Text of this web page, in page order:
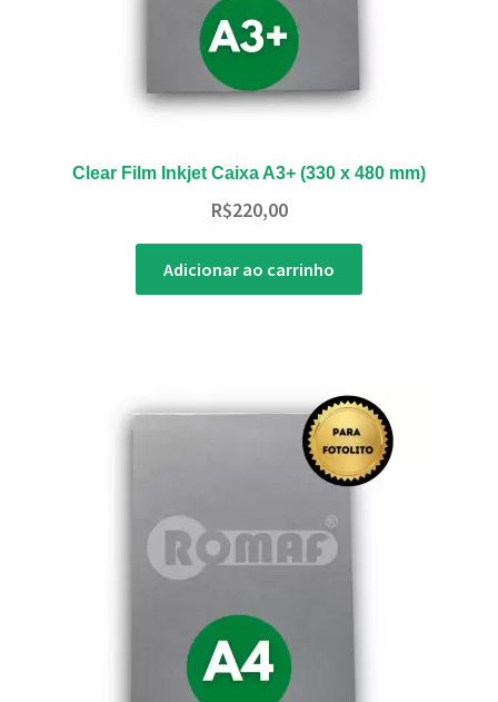
Clear Film Inkjet Caixa A3+ (330 x 480 mm)
R$220,00
Adicionar ao carrinho